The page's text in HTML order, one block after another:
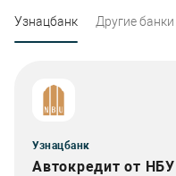
Узнацбанк Другие банки
Узнацбанк
Автокредит от НБУ